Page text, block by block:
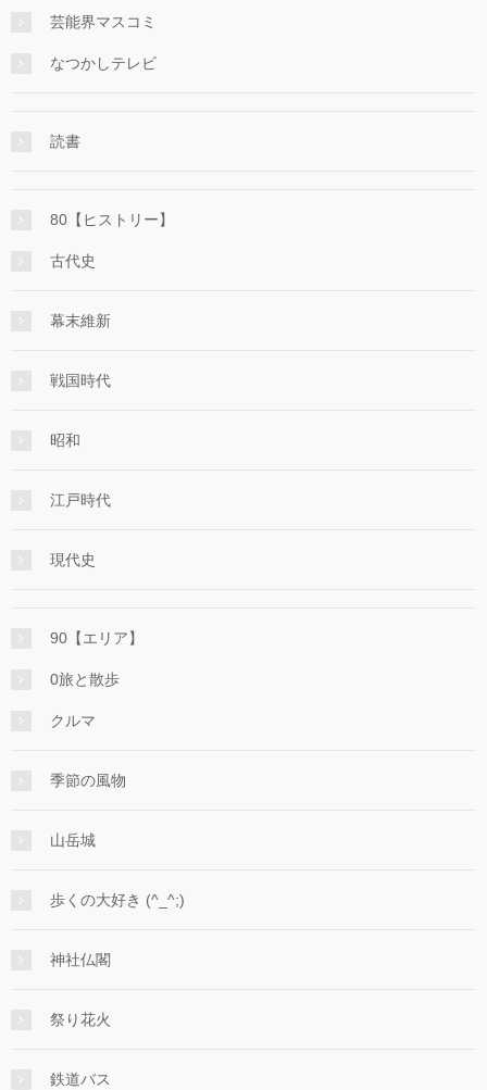
芸能界マスコミ
なつかしテレビ
読書
80【ヒストリー】
古代史
幕末維新
戦国時代
昭和
江戸時代
現代史
90【エリア】
0旅と散歩
クルマ
季節の風物
山岳城
歩くの大好き (^_^;)
神社仏閣
祭り花火
鉄道バス